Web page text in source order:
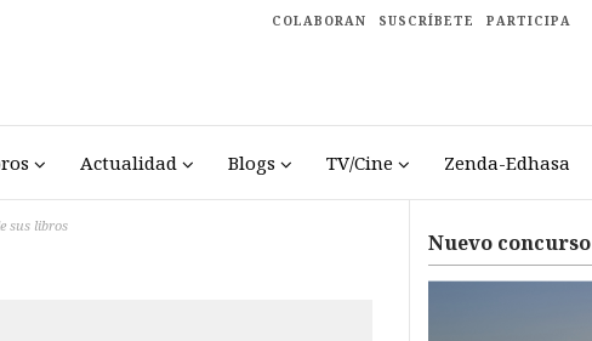
COLABORAN SUSCRÍBETE PARTICIPA
Actualidad Blogs TV/Cine Zenda-Edhasa
sus libros
Nuevo concurso